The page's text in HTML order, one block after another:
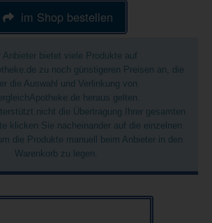
im Shop bestellen
Anbieter bietet viele Produkte auf
zu noch günstigeren Preisen an, die
die Auswahl und Verlinkung von
heraus gelten.
nicht die Übertragung Ihrer gesamten
klicken Sie nacheinander auf die einzelnen
die Produkte manuell beim Anbieter in den
Warenkorb zu legen.